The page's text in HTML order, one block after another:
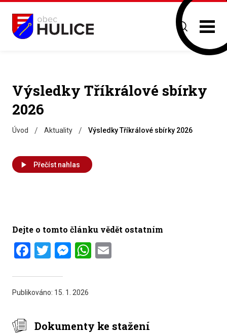
Výsledky Tříkrálové sbírky
2026
Úvod / Aktuality / Výsledky Tříkrálové sbírky 2026
Přečíst nahlas
Dejte o tomto článku vědět ostatním
Facebook
Twitter
Messenger
WhatsApp
Publikováno: 15. 1. 2026
Dokumenty ke stažení